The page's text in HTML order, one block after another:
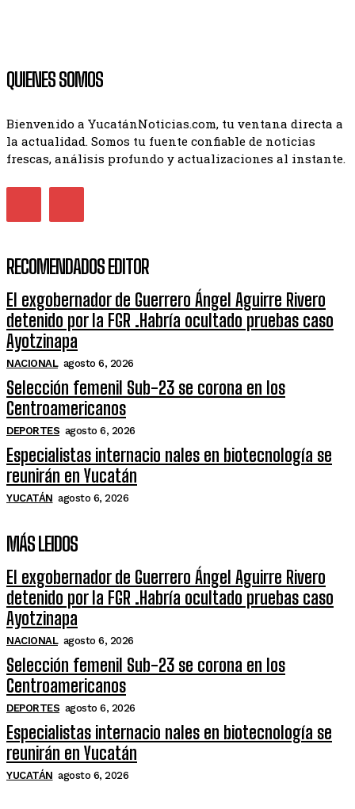
QUIENES SOMOS
Bienvenido a YucatánNoticias.com, tu ventana directa a
la actualidad. Somos tu fuente confiable de noticias
frescas, análisis profundo y actualizaciones al instante.
RECOMENDADOS EDITOR
El exgobernador de Guerrero Ángel Aguirre Rivero
detenido por la FGR .Habría ocultado pruebas caso
Ayotzinapa
NACIONAL agosto 6, 2026
Selección femenil Sub-23 se corona en los
Centroamericanos
DEPORTES agosto 6, 2026
Especialistas internacio nales en biotecnología se
reunirán en Yucatán
YUCATÁN agosto 6, 2026
MÁS LEIDOS
El exgobernador de Guerrero Ángel Aguirre Rivero
detenido por la FGR .Habría ocultado pruebas caso
Ayotzinapa
NACIONAL agosto 6, 2026
Selección femenil Sub-23 se corona en los
Centroamericanos
DEPORTES agosto 6, 2026
Especialistas internacio nales en biotecnología se
reunirán en Yucatán
YUCATÁN agosto 6, 2026